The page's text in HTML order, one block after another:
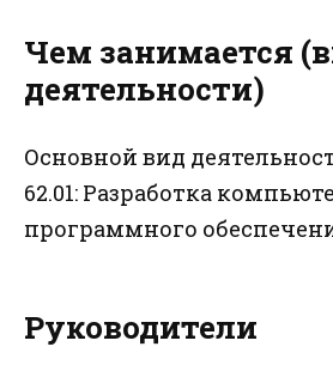
Чем занимается
деятельности)
Основной вид
62.01: Разработка
программного
Руководители